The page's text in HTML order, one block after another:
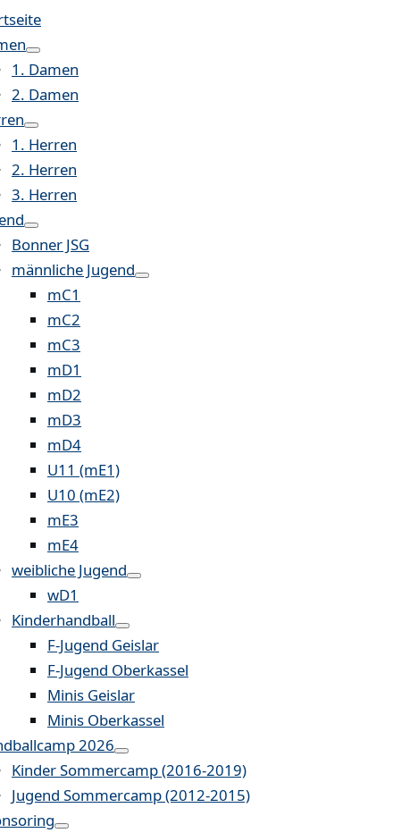
1. Damen
2. Damen
1. Herren
2. Herren
3. Herren
Bonner JSG
männliche Jugend
mC1
mC2
mC3
mD1
mD2
mD3
mD4
U11 (mE1)
U10 (mE2)
mE3
mE4
weibliche Jugend
wD1
Kinderhandball
F-Jugend Geislar
F-Jugend Oberkassel
Minis Geislar
Minis Oberkassel
2026
Kinder Sommercamp (2016-2019)
Jugend Sommercamp (2012-2015)